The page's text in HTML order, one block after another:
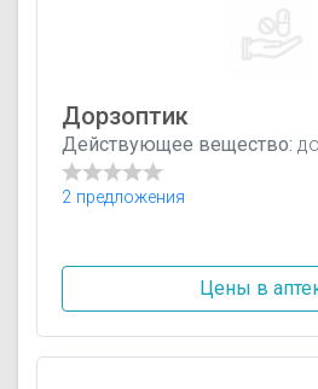
Дорзоптик
Действующее вещество:
2 предложения
Цены в